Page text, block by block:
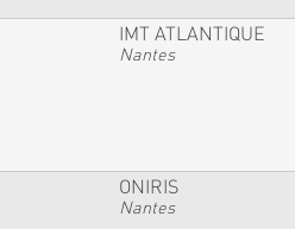
IMT ATLANTIQUE
Nantes
ONIRIS
Nantes